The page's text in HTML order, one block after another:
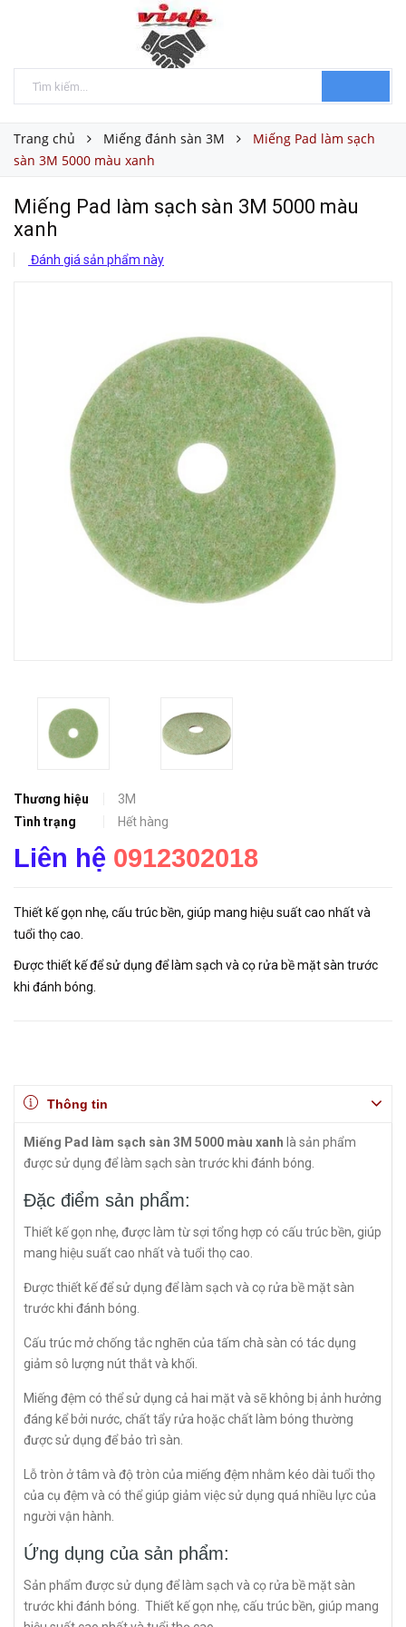
Trang chủ Miếng đánh sàn 3M
Miếng Pad làm sạch
sàn 3M 5000 màu xanh
Miếng Pad làm sạch sàn 3M 5000 màu
xanh
Đánh giá sản phẩm này
Thương hiệu
3M
Tình trạng
Hết hàng
Liên hệ 0912302018
Thiết kế gọn nhẹ, cấu trúc bền, giúp mang hiệu suất cao nhất và
tuổi thọ cao.
Được thiết kế để sử dụng để làm sạch và cọ rửa bề mặt sàn trước
khi đánh bóng.
Thông tin
Miếng Pad làm sạch sàn 3M 5000 màu xanh là sản phẩm
được sử dụng để làm sạch sàn trước khi đánh bóng.
Đặc điểm sản phẩm:
Thiết kế gọn nhẹ, được làm từ sợi tổng hợp có cấu trúc bền, giúp
mang hiệu suất cao nhất và tuổi thọ cao.
Được thiết kế để sử dụng để làm sạch và cọ rửa bề mặt sàn
trước khi đánh bóng.
Cấu trúc mở chống tắc nghẽn của tấm chà sàn có tác dụng
giảm sô lượng nút thắt và khối.
Miếng đệm có thể sử dụng cả hai mặt và sẽ không bị ảnh hưởng
đáng kể bởi nước, chất tẩy rửa hoặc chất làm bóng thường
được sử dụng để bảo trì sàn.
Lỗ tròn ở tâm và độ tròn của miếng đệm nhằm kéo dài tuổi thọ
của cụ đệm và có thể giúp giảm việc sử dụng quá nhiều lực của
người vận hành.
Ứng dụng của sản phẩm:
Sản phẩm được sử dụng để làm sạch và cọ rửa bề mặt sàn
trước khi đánh bóng. Thiết kế gọn nhẹ, cấu trúc bền, giúp mang